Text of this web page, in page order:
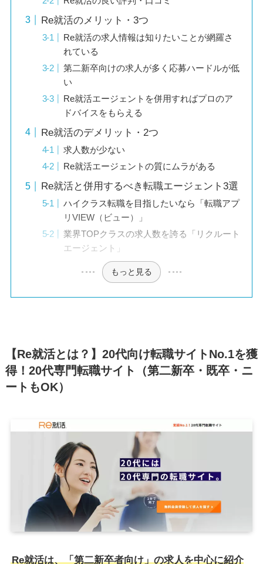
Re就活のメリット・3つ
Re就活の求人情報は知りたいことが網羅さ
れている
第二新卒向けの求人が多く応募ハードルが低
い
Re就活エージェントを併用すればプロのア
ドバイスをもらえる
Re就活のデメリット・2つ
求人数が少ない
Re就活エージェントの質にムラがある
Re就活と併用するべき転職エージェント3選
ハイクラス転職を目指したいなら「転職アプ
リVIEW（ビュー）」
業界TOPクラスの求人数を誇る「リクルート
エージェント」
もっと見る
【Re就活とは？】20代向け転職サイトNo.1を獲
得！20代専門転職サイト（第二新卒・既卒・ニ
ートもOK）
Re就活は、「第二新卒者向け」の求人を中心に紹介